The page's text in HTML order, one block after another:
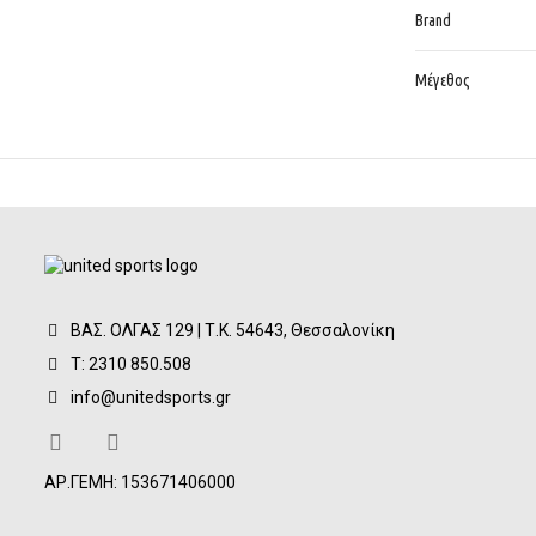
Brand
Μέγεθος
ΒΑΣ. ΟΛΓΑΣ 129 | Τ.Κ. 54643, Θεσσαλονίκη
Τ: 2310 850.508
info@unitedsports.gr
ΑΡ.ΓΕΜΗ: 153671406000